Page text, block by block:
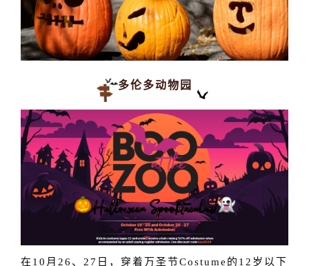
多伦多动物园
在10月26、27日，穿着万圣节Costume的12岁以下